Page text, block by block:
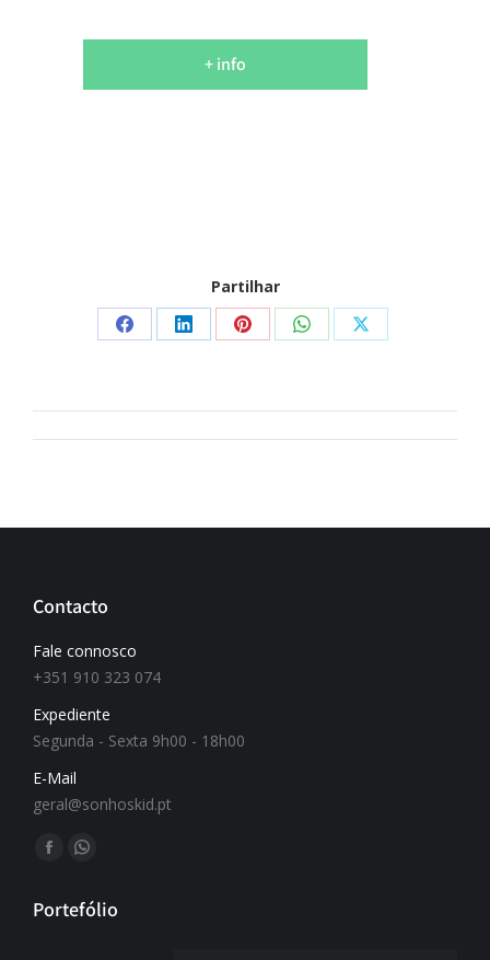
+ info
Partilhar
Contacto
Fale connosco
+351 910 323 074
Expediente
Segunda - Sexta 9h00 - 18h00
E-Mail
geral@sonhoskid.pt
Find us on:
Portefólio